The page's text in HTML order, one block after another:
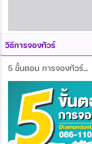
วิธีการจองทัวร์
5 ขั้นตอน การจองทัวร์...